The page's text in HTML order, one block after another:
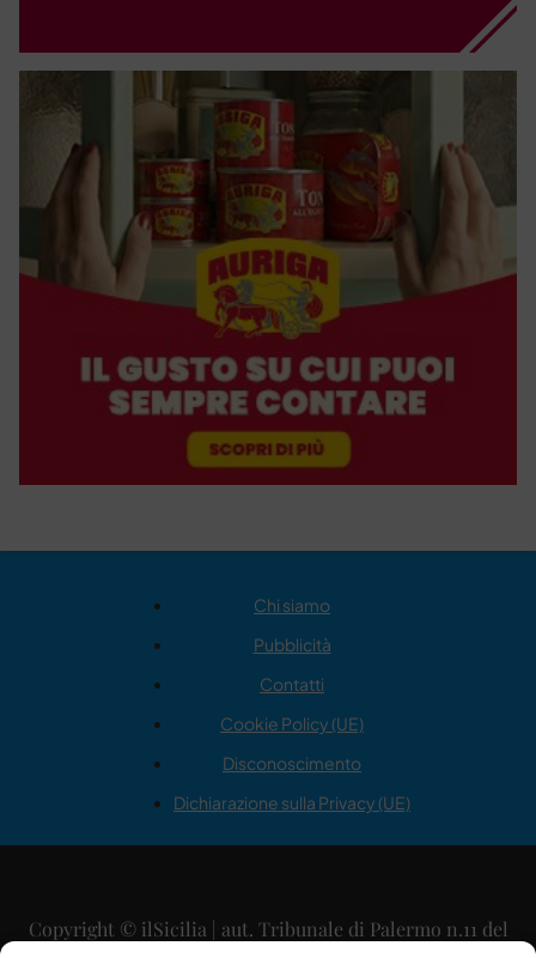
Chi siamo
Pubblicità
Contatti
Cookie Policy (UE)
Disconoscimento
Dichiarazione sulla Privacy (UE)
Copyright © ilSicilia | aut. Tribunale di Palermo n.11 del